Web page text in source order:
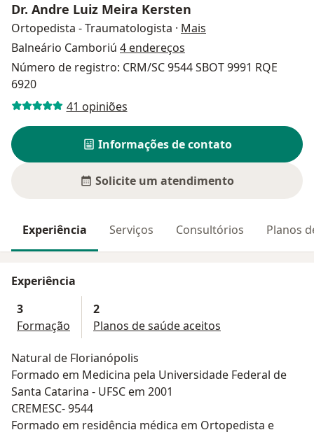
Dr. Andre Luiz Meira Kersten
Ortopedista - Traumatologista · Mais
Balneário Camboriú 4 endereços
Número de registro: CRM/SC 9544 SBOT 9991 RQE
6920
41 opiniões
Informações de contato
Solicite um atendimento
Experiência Serviços Consultórios Planos
Experiência
3
Formação
2
Planos de saúde aceitos
Natural de Florianópolis
Formado em Medicina pela Universidade Federal de
Santa Catarina - UFSC em 2001
CREMESC- 9544
Formado em residência médica em Ortopedista e